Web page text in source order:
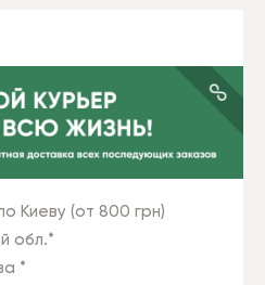
Киеву (от 800 грн)
обл.*
*